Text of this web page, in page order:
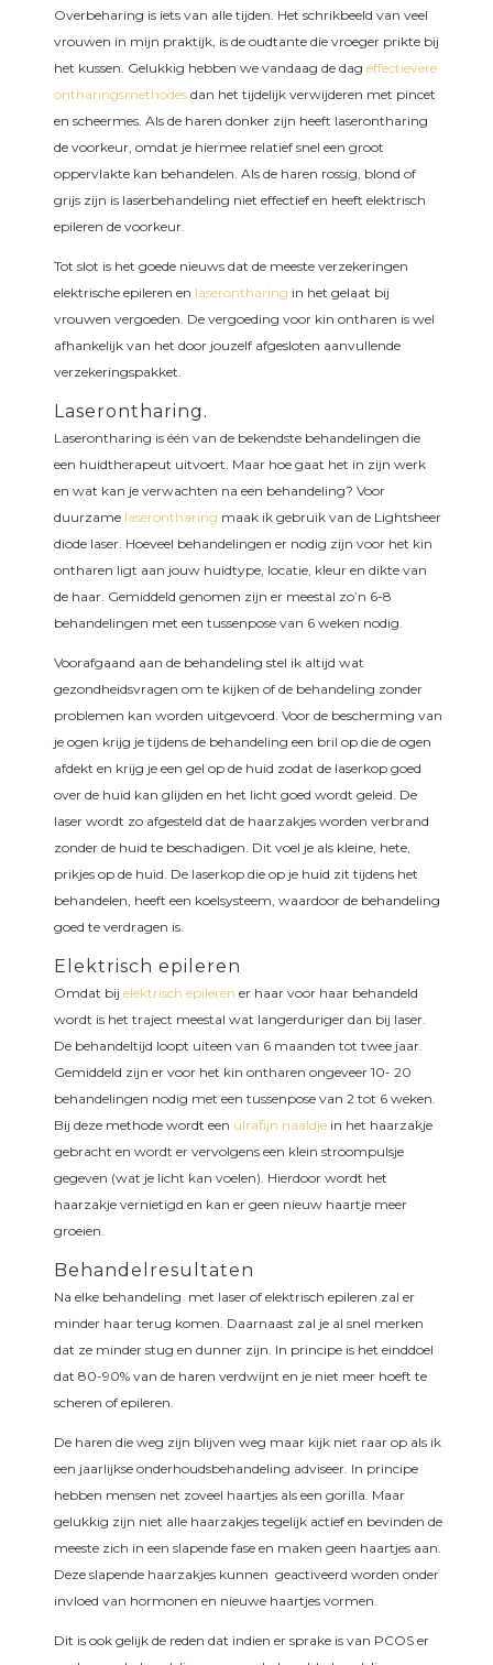
Overbeharing is iets van alle tijden. Het schrikbeeld van veel
vrouwen in mijn praktijk, is de oudtante die vroeger prikte bij
het kussen. Gelukkig hebben we vandaag de dag effectievere
ontharingsmethodesdan het tijdelijk verwijderen met pincet
en scheermes. Als de haren donker zijn heeft laserontharing
de voorkeur, omdat je hiermee relatief snel een groot
oppervlakte kan behandelen. Als de haren rossig, blond of
grijs zijn is laserbehandeling niet effectief en heeft elektrisch
epileren de voorkeur.
Tot slot is het goede nieuws dat de meeste verzekeringen
elektrische epileren en laserontharing in het gelaat bij
vrouwen vergoeden. De vergoeding voor kin ontharen is wel
afhankelijk van het door jouzelf afgesloten aanvullende
verzekeringspakket.
Laserontharing.
Laserontharing is één van de bekendste behandelingen die
een huidtherapeut uitvoert. Maar hoe gaat het in zijn werk
en wat kan je verwachten na een behandeling? Voor
duurzame laserontharing maak ik gebruik van de Lightsheer
diode laser. Hoeveel behandelingen er nodig zijn voor het kin
ontharen ligt aan jouw huidtype, locatie, kleur en dikte van
de haar. Gemiddeld genomen zijn er meestal zo’n 6-8
behandelingen met een tussenpose van 6 weken nodig.
Voorafgaand aan de behandeling stel ik altijd wat
gezondheidsvragen om te kijken of de behandeling zonder
problemen kan worden uitgevoerd. Voor de bescherming van
je ogen krijg je tijdens de behandeling een bril op die de ogen
afdekt en krijg je een gel op de huid zodat de laserkop goed
over de huid kan glijden en het licht goed wordt geleid. De
laser wordt zo afgesteld dat de haarzakjes worden verbrand
zonder de huid te beschadigen. Dit voel je als kleine, hete,
prikjes op de huid. De laserkop die op je huid zit tijdens het
behandelen, heeft een koelsysteem, waardoor de behandeling
goed te verdragen is.
Elektrisch epileren
Omdat bij elektrisch epileren er haar voor haar behandeld
wordt is het traject meestal wat langerduriger dan bij laser.
De behandeltijd loopt uiteen van 6 maanden tot twee jaar.
Gemiddeld zijn er voor het kin ontharen ongeveer 10- 20
behandelingen nodig met een tussenpose van 2 tot 6 weken.
Bij deze methode wordt een ulrafijn naaldjein het haarzakje
gebracht en wordt er vervolgens een klein stroompulsje
gegeven (wat je licht kan voelen). Hierdoor wordt het
haarzakje vernietigd en kan er geen nieuw haartje meer
groeien.
Behandelresultaten
Na elke behandeling met laser of elektrisch epileren zal er
minder haar terug komen. Daarnaast zal je al snel merken
dat ze minder stug en dunner zijn. In principe is het einddoel
dat 80-90% van de haren verdwijnt en je niet meer hoeft te
scheren of epileren.
De haren die weg zijn blijven weg maar kijk niet raar op als ik
een jaarlijkse onderhoudsbehandeling adviseer. In principe
hebben mensen net zoveel haartjes als een gorilla. Maar
gelukkig zijn niet alle haarzakjes tegelijk actief en bevinden de
meeste zich in een slapende fase en maken geen haartjes aan.
Deze slapende haarzakjes kunnen geactiveerd worden onder
invloed van hormonen en nieuwe haartjes vormen.
Dit is ook gelijk de reden dat indien er sprake is van PCOS er